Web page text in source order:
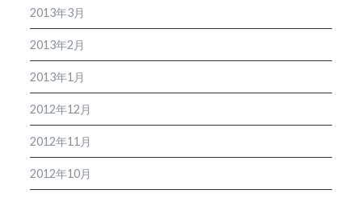
2013年3月
2013年2月
2013年1月
2012年12月
2012年11月
2012年10月